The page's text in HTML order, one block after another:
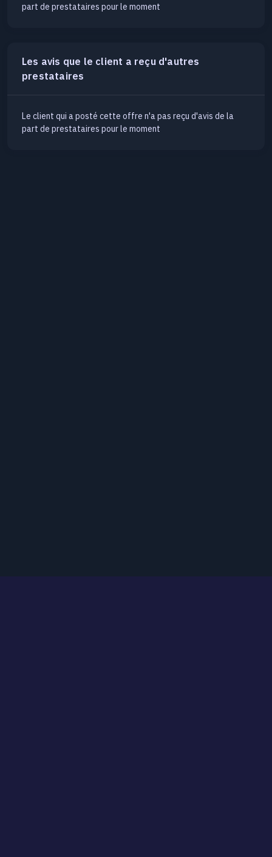
part de prestataires pour le moment
Les avis que le client a reçu d'autres
prestataires
Le client qui a posté cette offre n'a pas reçu d'avis de la
part de prestataires pour le moment